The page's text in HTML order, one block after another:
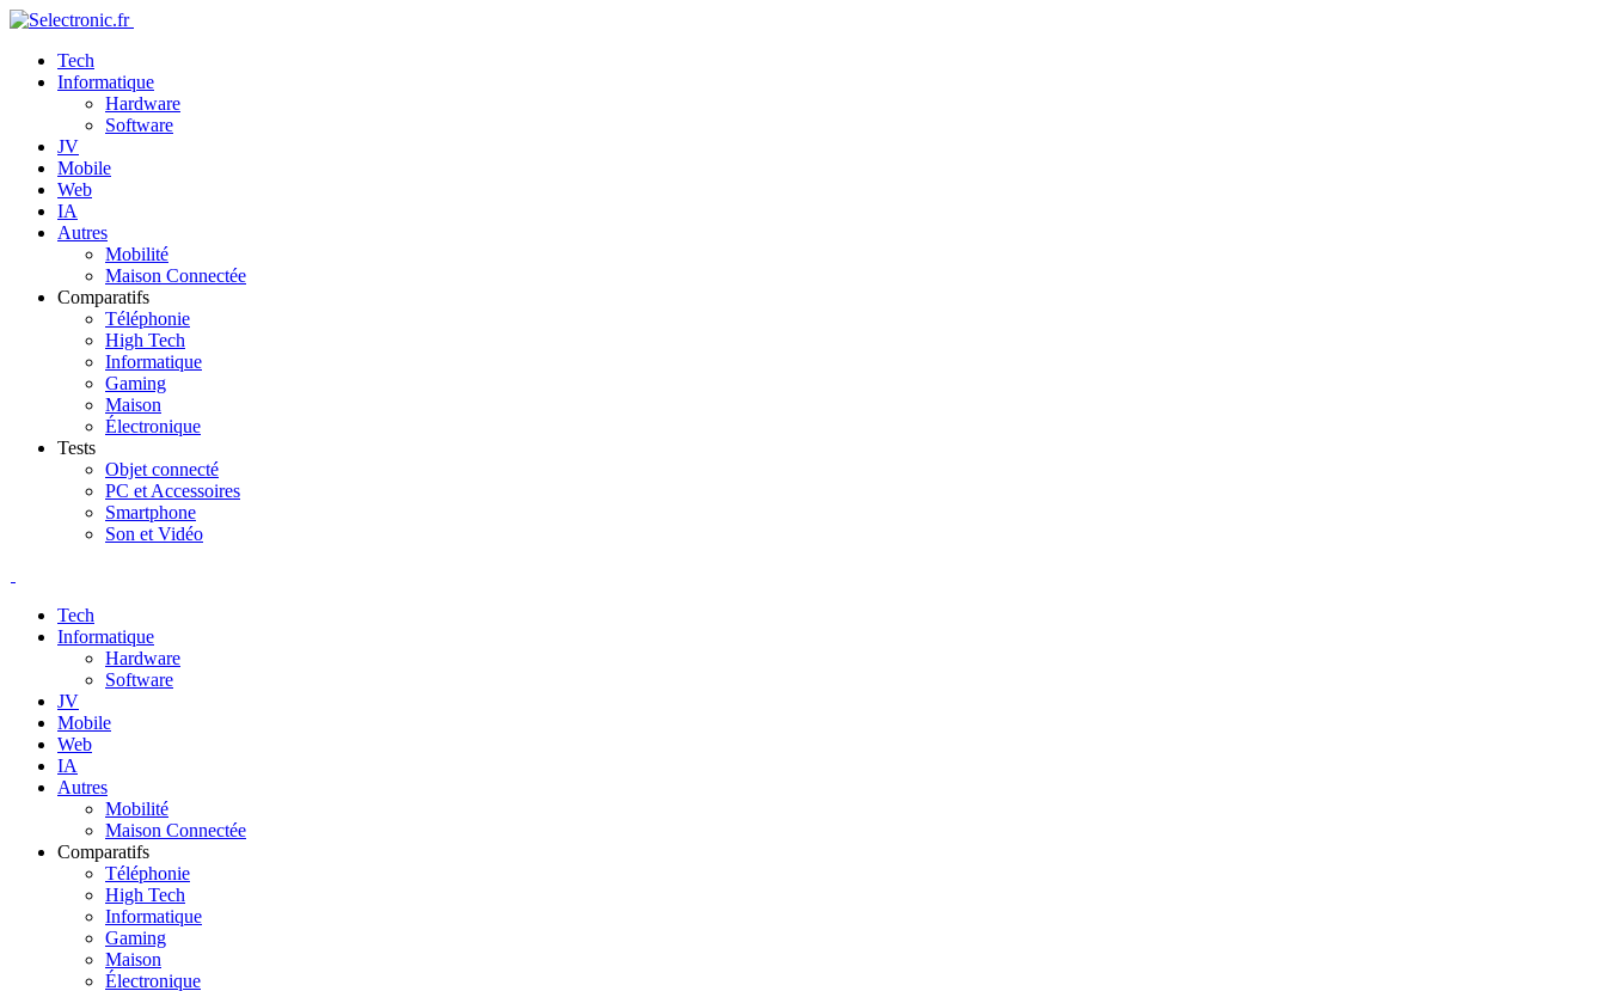
Tech
Informatique
Hardware
Software
JV
Mobile
Web
IA
Autres
Mobilité
Maison Connectée
Comparatifs
Téléphonie
High Tech
Informatique
Gaming
Maison
Électronique
Tests
Objet connecté
PC et Accessoires
Smartphone
Son et Vidéo
Tech
Informatique
Hardware
Software
JV
Mobile
Web
IA
Autres
Mobilité
Maison Connectée
Comparatifs
Téléphonie
High Tech
Informatique
Gaming
Maison
Électronique